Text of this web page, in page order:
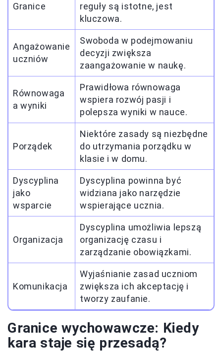
Granice
reguły są istotne, jest
kluczowa.
Angażowanie
uczniów
Swoboda w podejmowaniu
decyzji zwiększa
zaangażowanie w naukę.
Równowaga
a wyniki
Prawidłowa równowaga
wspiera rozwój pasji i
polepsza wyniki w nauce.
Porządek
Niektóre zasady są niezbędne
do utrzymania porządku w
klasie i w domu.
Dyscyplina
jako
wsparcie
Dyscyplina powinna być
widziana jako narzędzie
wspierające ucznia.
Organizacja
Dyscyplina umożliwia lepszą
organizację czasu i
zarządzanie obowiązkami.
Komunikacja
Wyjaśnianie zasad uczniom
zwiększa ich akceptację i
tworzy zaufanie.
Granice wychowawcze: Kiedy
kara staje się przesadą?